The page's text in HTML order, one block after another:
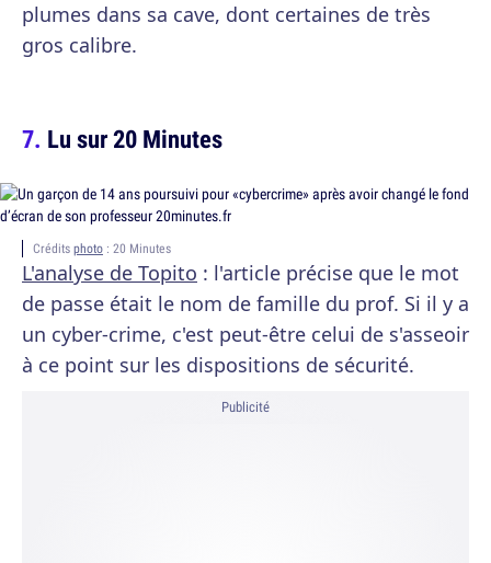
plumes dans sa cave, dont certaines de très
gros calibre.
Lu sur 20 Minutes
Crédits photo : 20 Minutes
L'analyse de Topito : l'article précise que le mot
de passe était le nom de famille du prof. Si il y a
un cyber-crime, c'est peut-être celui de s'asseoir
à ce point sur les dispositions de sécurité.
Publicité